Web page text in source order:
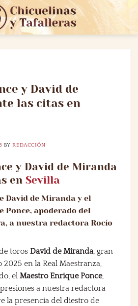
y David de
las citas en
BYREDACCIÓN
y David de Miranda
en Sevilla
David de Miranda y el
Ponce, apoderado del
a nuestra redactora Rocío
toros David de Miranda, gran
en la Real Maestranza,
el Maestro Enrique Ponce,
a nuestra redactora
la presencia del diestro de